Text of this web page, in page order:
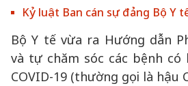
Kỷ luật Ban cán sự đảng Bộ Y
Bộ Y tế vừa ra Hướng dẫn
và tự chăm sóc các bệnh có
COVID-19 (thường gọi là hậu